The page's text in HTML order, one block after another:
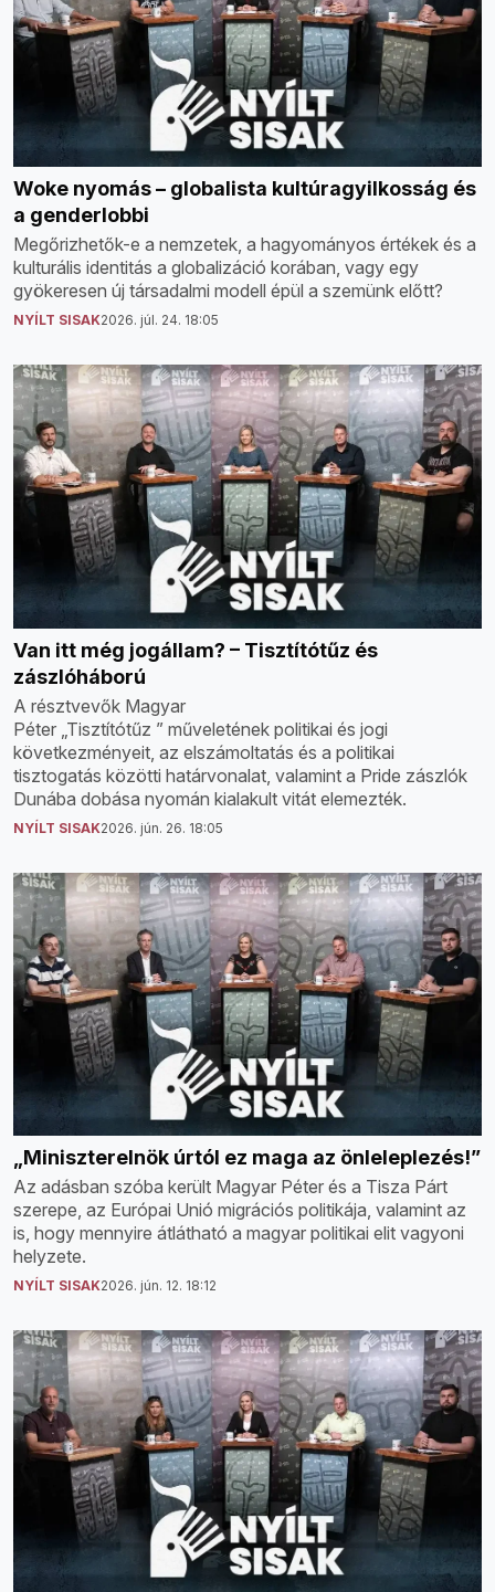
Woke nyomás – globalista kultúragyilkosság és
a genderlobbi
Megőrizhetők-e a nemzetek, a hagyományos értékek és a
kulturális identitás a globalizáció korában, vagy egy
gyökeresen új társadalmi modell épül a szemünk előtt?
NYÍLT SISAK2026. júl. 24. 18:05
Van itt még jogállam? – Tisztítótűz és
zászlóháború
A résztvevők Magyar
Péter „Tisztítótűz ” műveletének politikai és jogi
következményeit, az elszámoltatás és a politikai
tisztogatás közötti határvonalat, valamint a Pride zászlók
Dunába dobása nyomán kialakult vitát elemezték.
NYÍLT SISAK2026. jún. 26. 18:05
„Miniszterelnök úrtól ez maga az önleleplezés!”
Az adásban szóba került Magyar Péter és a Tisza Párt
szerepe, az Európai Unió migrációs politikája, valamint az
is, hogy mennyire átlátható a magyar politikai elit vagyoni
helyzete.
NYÍLT SISAK2026. jún. 12. 18:12